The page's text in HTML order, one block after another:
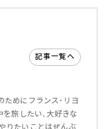
記事一覧へ
ためにフランス・リヨ
旅したい、大好きな
りたいことはぜんぶ